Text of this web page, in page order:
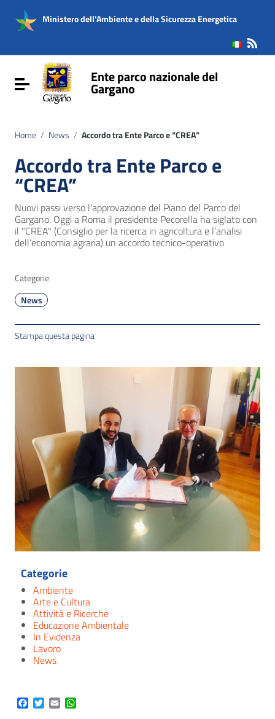
Vai al menu di navigazione
Vai al footer
Ministero dell'Ambiente e della Sicurezza Energetica
Attiva / disattiva la navigazioneEnte parco nazionale del
Gargano
Home / News / Accordo tra Ente Parco e “CREA”
Accordo tra Ente Parco e
“CREA”
Nuovi passi verso l’approvazione del Piano del Parco del
Gargano. Oggi a Roma il presidente Pecorella ha siglato con
il "CREA" (Consiglio per la ricerca in agricoltura e l’analisi
dell’economia agraria) un accordo tecnico-operativo
Categorie
News
Stampa questa pagina
Categorie
Ambiente
Arte e Cultura
Attività e Ricerche
Educazione Ambientale
In Evidenza
Lavoro
News
Facebook
Twitter
Email